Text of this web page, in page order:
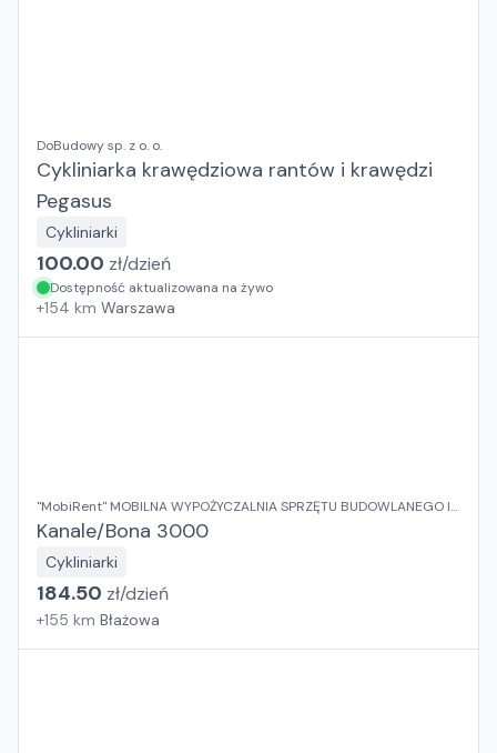
DoBudowy sp. z o. o.
Cykliniarka krawędziowa rantów i krawędzi
Pegasus
Cykliniarki
100.00 zł/dzień
Dostępność aktualizowana na żywo
+154 km Warszawa
"MobiRent" MOBILNA WYPOŻYCZALNIA SPRZĘTU BUDOWLANEGO I
OGRODOWEGO Jaroslaw Rybka
Kanale/Bona 3000
Cykliniarki
184.50 zł/dzień
+155 km Błażowa